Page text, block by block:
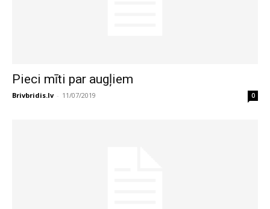
Pieci mīti par augļiem
Brivbridis.lv - 11/07/2019 0